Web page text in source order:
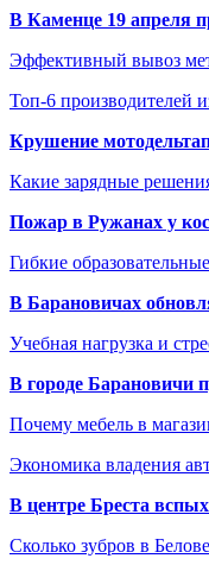
В Каменце 19 апреля
Эффективный вывоз
Топ-6 производителей
Крушение
Какие зарядные
Пожар в Ружанах у
Гибкие
В Барановичах
Учебная нагрузка и
В городе Барановичи
Почему мебель в
Экономика владения
В центре Бреста
Сколько зубров в